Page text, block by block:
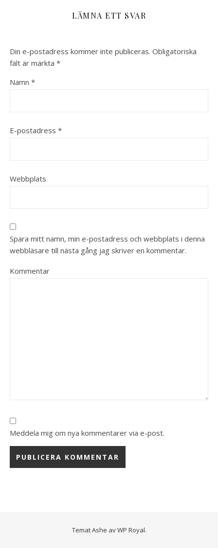
LÄMNA ETT SVAR
Din e-postadress kommer inte publiceras. Obligatoriska
fält är märkta *
Namn *
E-postadress *
Webbplats
Spara mitt namn, min e-postadress och webbplats i denna
webbläsare till nästa gång jag skriver en kommentar.
Kommentar
Meddela mig om nya kommentarer via e-post.
Temat Ashe avWP Royal.